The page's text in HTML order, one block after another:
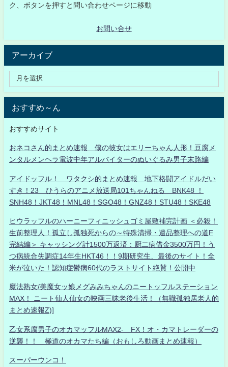
ク、ボタンを押すと問い合わせページに移動
お問い合せ
アーカイブ
おすすめ～ん
おすすめサイト
おネコさん的まとめ速報 僕の彼女はエリーちゃん人形！豆腐メ
ンタルメンヘラ電波中年アルバイターのぬいぐるみ男子末路編
アイドッフル！ ワタクシ的まとめ速報 地下格闘アイドルだい
すき！23 ひうらのアニメ放送局101ちゃんねる BNK48 ！
SNH48！JKT48！MNL48！SGO48！GNZ48！STU48！SKE48
ヒウラッフルのハーニーフィニッシュゴミ屋敷補完計画 ＜必殺！
生前整理人！孤立し孤独死からの～特殊清掃・遺品整理への道F
完結編＞ キャッシング計1500万返済：厨二病借金3500万円！う
つ病統合失調症14年生HKT46！！9期研究生、最後のサイト！全
米が泣いた！認知症鬱病60代のラストサイト絶賛！公開中
魔法熟女/美魔女ッ娘メグみみちゃんのニートッフルステーション
MAX！ ニート仙人仙女の映画三昧老後生活！（無職孤独居老人的
まとめ速報Z)]
乙女系腐男子のオカマッフルMAX2- FX！オ・カマトレーダーの
逆襲！！ 極道のオカマたち編（おもしろ動画まとめ速報）
スーパーウンコ！